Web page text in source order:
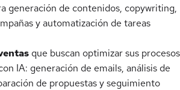
generación de contenidos, copywriting,
y automatización de tareas
que buscan optimizar sus procesos
IA: generación de emails, análisis de
de propuestas y seguimiento